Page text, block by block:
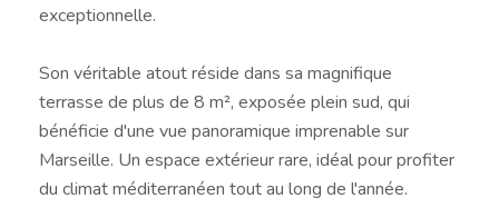
exceptionnelle.
Son véritable atout réside dans sa magnifique
terrasse de plus de 8 m², exposée plein sud, qui
bénéficie d'une vue panoramique imprenable sur
Marseille. Un espace extérieur rare, idéal pour profiter
du climat méditerranéen tout au long de l'année.